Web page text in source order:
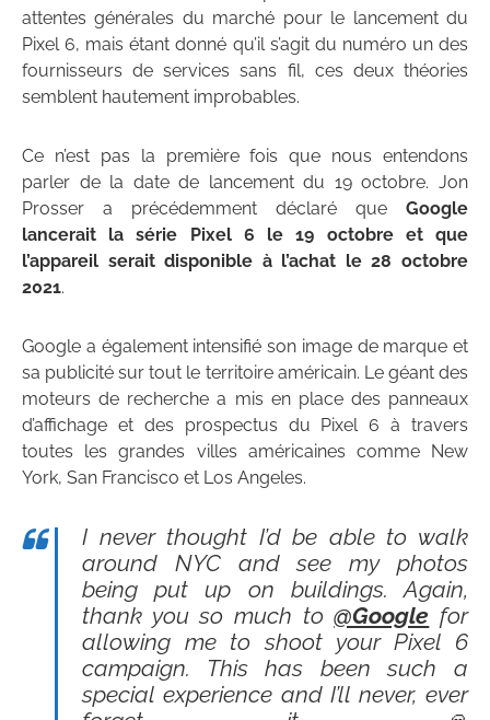
attentes générales du marché pour le lancement du
Pixel 6, mais étant donné qu’il s’agit du numéro un des
fournisseurs de services sans fil, ces deux théories
semblent hautement improbables.
Ce n’est pas la première fois que nous entendons
parler de la date de lancement du 19 octobre. Jon
Prosser a précédemment déclaré que Google
lancerait la série Pixel 6 le 19 octobre et que
l’appareil serait disponible à l’achat le 28 octobre
2021.
Google a également intensifié son image de marque et
sa publicité sur tout le territoire américain. Le géant des
moteurs de recherche a mis en place des panneaux
d’affichage et des prospectus du Pixel 6 à travers
toutes les grandes villes américaines comme New
York, San Francisco et Los Angeles.
I never thought I’d be able to walk
around NYC and see my photos
being put up on buildings. Again,
thank you so much to@Google for
allowing me to shoot your Pixel 6
campaign. This has been such a
special experience and I’ll never, ever